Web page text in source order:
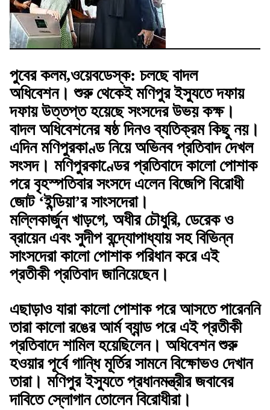
পুবের কলম,ওয়েবডেস্ক: চলছে বাদল
অধিবেশন। শুরু থেকেই মণিপুর ইস্যুতে দফায়
দফায় উত্তপ্ত হয়েছে সংসদের উভয় কক্ষ।
বাদল অধিবেশনের ষষ্ঠ দিনও ব্যতিক্রম কিছু নয়।
এদিন মণিপুরকাণ্ড নিয়ে অভিনব প্রতিবাদ দেখল
সংসদ। মণিপুরকাণ্ডের প্রতিবাদে কালো পোশাক
পরে বৃহস্পতিবার সংসদে এলেন বিজেপি বিরোধী
জোট ‘ইন্ডিয়া’র সাংসদেরা।
মল্লিকার্জুন খাড়গে, অধীর চৌধুরি, ডেরেক ও
ব্রায়েন এবং সুদীপ বন্দ্যোপাধ্যায় সহ বিভিন্ন
সাংসদেরা কালো পোশাক পরিধান করে এই
প্রতীকী প্রতিবাদ জানিয়েছেন।
এছাড়াও যারা কালো পোশাক পরে আসতে পারেননি
তারা কালো রঙের আর্ম ব্যান্ড পরে এই প্রতীকী
প্রতিবাদে শামিল হয়েছিলেন। অধিবেশন শুরু
হওয়ার পূর্বে গান্ধি মূর্তির সামনে বিক্ষোভও দেখান
তারা। মণিপুর ইস্যুতে প্রধানমন্ত্রীর জবাবের
দাবিতে স্লোগান তোলেন বিরোধীরা।